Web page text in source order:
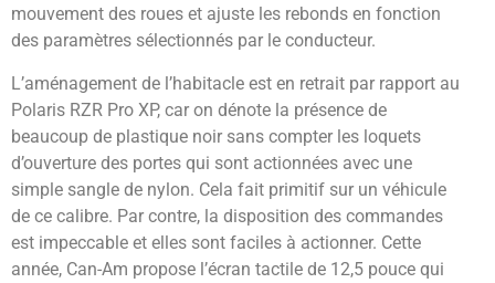
mouvement des roues et ajuste les rebonds en fonction
des paramètres sélectionnés par le conducteur.
L’aménagement de l’habitacle est en retrait par rapport au
Polaris RZR Pro XP, car on dénote la présence de
beaucoup de plastique noir sans compter les loquets
d’ouverture des portes qui sont actionnées avec une
simple sangle de nylon. Cela fait primitif sur un véhicule
de ce calibre. Par contre, la disposition des commandes
est impeccable et elles sont faciles à actionner. Cette
année, Can-Am propose l’écran tactile de 12,5 pouce qui